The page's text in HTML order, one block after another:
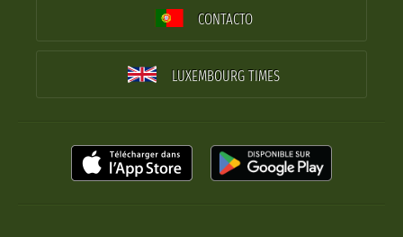
CONTACTO
LUXEMBOURG TIMES